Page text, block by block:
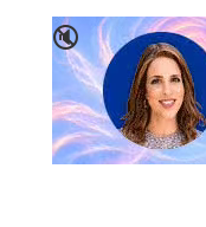
🔇